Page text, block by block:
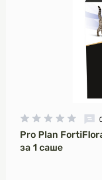
Pro Plan
за 1 саше